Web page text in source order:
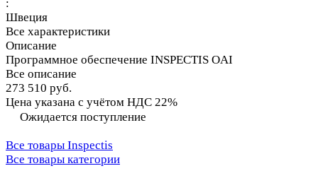
:
Швеция
Все характеристики
Описание
Программное обеспечение INSPECTIS OAI
Все описание
273 510 руб.
Цена указана с учётом НДС 22%
Ожидается поступление
Все товары Inspectis
Все товары категории